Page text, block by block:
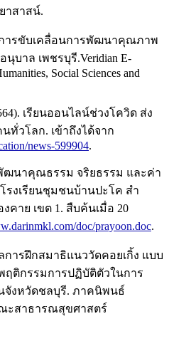
าสาสน์.
ารขับเคลื่อนการพัฒนาคุณภาพ
บาล เพชรบุรี.Veridian E-
Social Sciences and
เรียนออนไลน์ช่วงโควิด ส่ง
ทั่วโลก. เข้าถึงได้จาก
news-599904.
ฒนาคุณธรรม จริยธรรม และค่า
รงเรียนชุมชนบ้านปะโค สํา
าย เขต 1. สืบค้นเมื่อ 20
doc/prayoon.doc.
การฝึกสมาธิแนววัดคอยเกิ้ง แบบ
ฤติกรรมการปฏิบัติตัวในการ
จังหวัดชลบุรี. ภาคนิพนธ์
สาธารณสุขศาสตร์